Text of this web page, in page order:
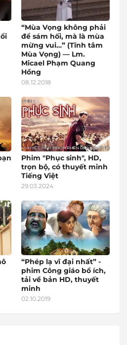
“Mùa Vọng không phải
để sám hối, mà là mùa
mừng vui…” (Tĩnh tâm
Mùa Vọng) — Lm.
Micael Phạm Quang
Hồng
08.12.2018
Phim "Phục sinh", HD,
trọn bộ, có thuyết minh
Tiếng Việt
29.03.2024
“Phép lạ vĩ đại nhất” -
phim Công giáo bổ ích,
tải về bản HD, thuyết
minh
02.10.2019